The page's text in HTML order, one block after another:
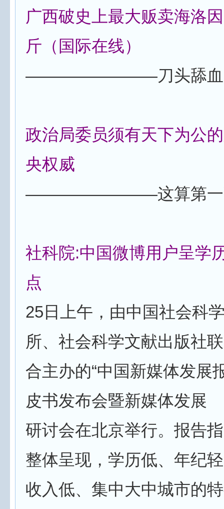
广西破史上最大贩卖海洛
斤（国际在线）
————————刀头舔血
政治局委员须有天下为公
央权威
————————这算第一
社科院:中国微博用户呈学
点
25日上午，由中国社会科
所、社会科学文献出版社联
合主办的“中国新媒体发展
皮书发布会暨新媒体发展
研讨会在北京举行。报告
整体呈现，学历低、年纪
收入低、集中大中城市的